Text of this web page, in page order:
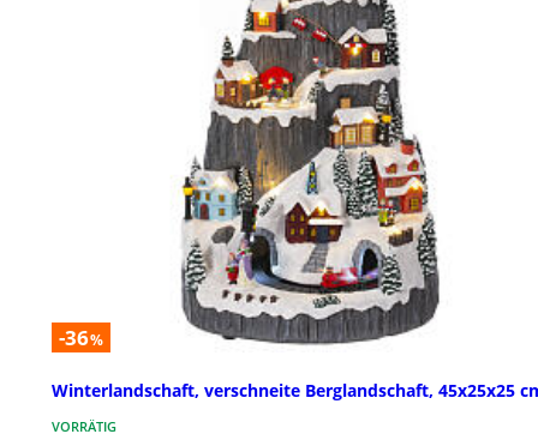
-36%
Winterlandschaft, verschneite Berglandschaft, 45x25x25
VORRÄTIG